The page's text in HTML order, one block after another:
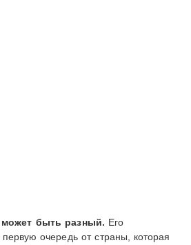
быть разный. Его
очередь от страны, которая